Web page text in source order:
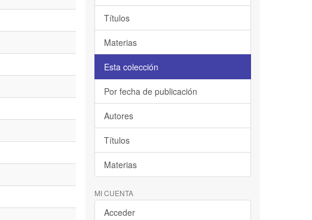
Títulos
Materias
Esta colección
Por fecha de publicación
Autores
Títulos
Materias
MI CUENTA
Acceder